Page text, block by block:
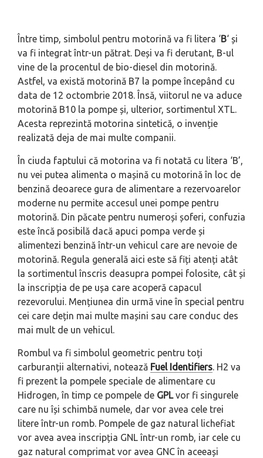
Între timp, simbolul pentru motorină va fi litera ‘B‘ și
va fi integrat într-un pătrat. Deși va fi derutant, B-ul
vine de la procentul de bio-diesel din motorină.
Astfel, va există motorină B7 la pompe începând cu
data de 12 octombrie 2018. Însă, viitorul ne va aduce
motorină B10 la pompe și, ulterior, sortimentul XTL.
Acesta reprezintă motorina sintetică, o invenție
realizată deja de mai multe companii.
În ciuda faptului că motorina va fi notată cu litera ‘B’,
nu vei putea alimenta o mașină cu motorină în loc de
benzină deoarece gura de alimentare a rezervoarelor
moderne nu permite accesul unei pompe pentru
motorină. Din păcate pentru numeroși șoferi, confuzia
este încă posibilă dacă apuci pompa verde și
alimentezi benzină într-un vehicul care are nevoie de
motorină. Regula generală aici este să fiți atenți atât
la sortimentul înscris deasupra pompei folosite, cât și
la inscripția de pe ușa care acoperă capacul
rezevorului. Mențiunea din urmă vine în special pentru
cei care dețin mai multe mașini sau care conduc des
mai mult de un vehicul.
Rombul va fi simbolul geometric pentru toți
carburanții alternativi, notează Fuel Identifiers. H2 va
fi prezent la pompele speciale de alimentare cu
Hidrogen, în timp ce pompele de GPLvor fi singurele
care nu își schimbă numele, dar vor avea cele trei
litere într-un romb. Pompele de gaz natural lichefiat
vor avea avea inscripția GNL într-un romb, iar cele cu
gaz natural comprimat vor avea GNC în aceeași